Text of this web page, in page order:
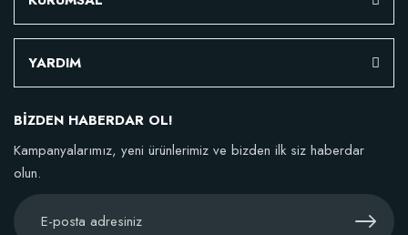
YARDIM
BİZDEN HABERDAR OL!
Kampanyalarımız, yeni ürünlerimiz ve bizden ilk siz haberdar
olun.